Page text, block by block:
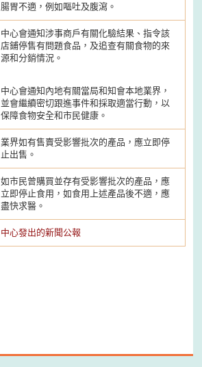
腸胃不適，例如嘔吐及腹瀉。
中心會通知涉事商戶有關化驗結果、指令該
店鋪停售有問題食品，及追查有關食物的來
源和分銷情況。
中心會通知內地有關當局和知會本地業界，
並會繼續密切跟進事件和採取適當行動，以
保障食物安全和市民健康。
業界如有售賣受影響批次的產品，應立即停
止出售。
如市民曾購買並存有受影響批次的產品，應
立即停止食用，如食用上述產品後不適，應
盡快求醫。
中心發出的新聞公報